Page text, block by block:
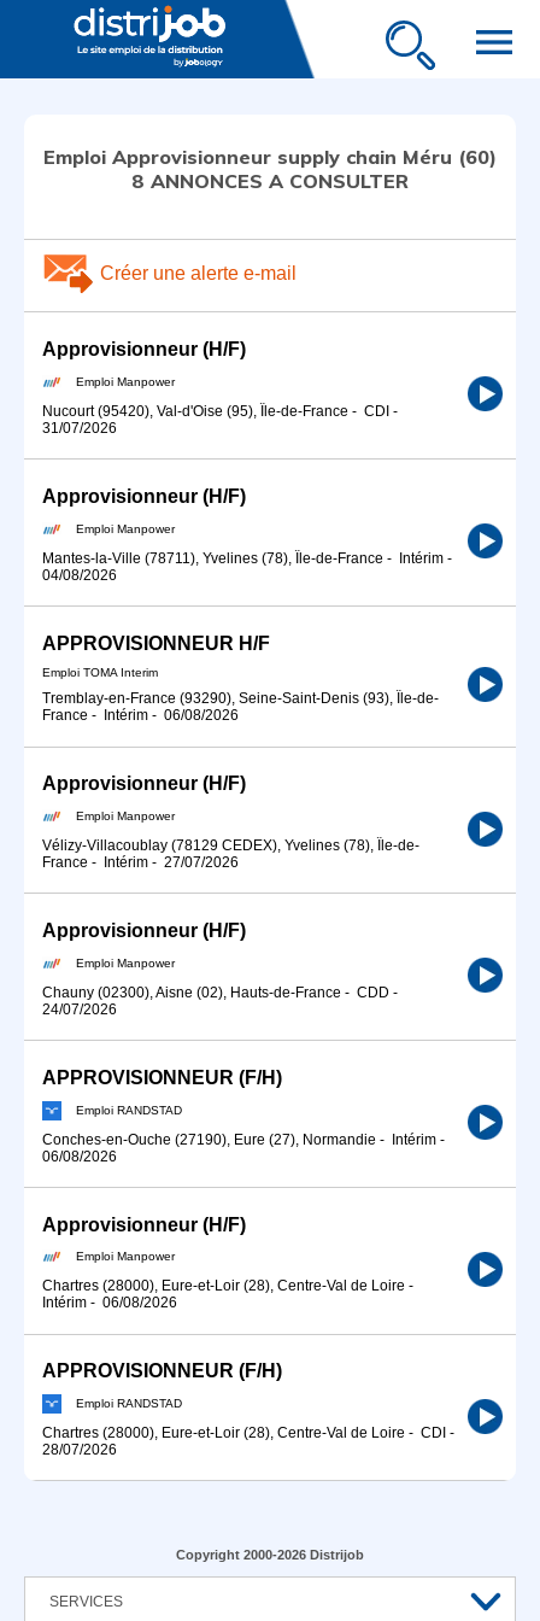
menu
Emploi Approvisionneur supply chain Méru (60)
8 ANNONCES A CONSULTER
Créer une alerte e-mail
Approvisionneur (H/F)
Emploi Manpower
Nucourt (95420), Val-d'Oise (95), Île-de-France - CDI -
31/07/2026
Approvisionneur (H/F)
Emploi Manpower
Mantes-la-Ville (78711), Yvelines (78), Île-de-France - Intérim -
04/08/2026
APPROVISIONNEUR H/F
Emploi TOMA Interim
Tremblay-en-France (93290), Seine-Saint-Denis (93), Île-de-
France - Intérim - 06/08/2026
Approvisionneur (H/F)
Emploi Manpower
Vélizy-Villacoublay (78129 CEDEX), Yvelines (78), Île-de-
France - Intérim - 27/07/2026
Approvisionneur (H/F)
Emploi Manpower
Chauny (02300), Aisne (02), Hauts-de-France - CDD -
24/07/2026
APPROVISIONNEUR (F/H)
Emploi RANDSTAD
Conches-en-Ouche (27190), Eure (27), Normandie - Intérim -
06/08/2026
Approvisionneur (H/F)
Emploi Manpower
Chartres (28000), Eure-et-Loir (28), Centre-Val de Loire -
Intérim - 06/08/2026
APPROVISIONNEUR (F/H)
Emploi RANDSTAD
Chartres (28000), Eure-et-Loir (28), Centre-Val de Loire - CDI -
28/07/2026
Copyright 2000-2026 Distrijob
SERVICES